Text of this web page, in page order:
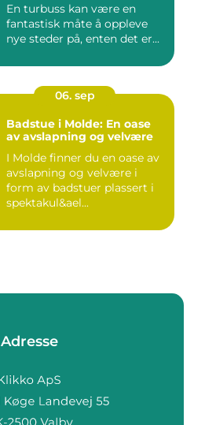
En turbuss kan være en
fantastisk måte å oppleve
nye steder på, enten det er...
06. sep
Badstue i Molde: En oase
av avslapning og velvære
I Molde finner du en oase av
avslapning og velvære i
form av badstuer plassert i
spektakul&ael...
Adresse